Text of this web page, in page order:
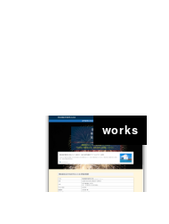
works